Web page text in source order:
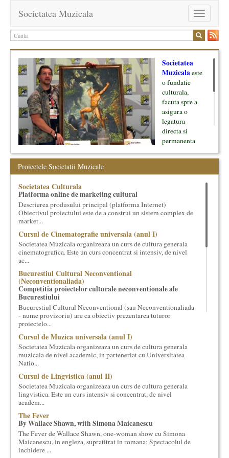
Toggle
navigation
Societatea Muzicala
Societatea
Muzicalaeste
o fundatie
culturala,
facuta spre a
asigura o
legatura
directa si
permanenta
oamenii ei, pe
inceput cu muzica clasica - si de aici numele -, insa acum
dezvoltam proiecte si in alte domenii ale culturii.
Facem management cultural, dezvoltam si administram proiecte
cultural si consultanta. Organizam concursuri, concerte si
evenimente culturale, private sau publice, tinem cursuri de
cultura generala muzicala, teatrala, filosofica si de alte feluri.
cei care il finantateaza sunt in rubricile de mai jos.
Proiectele Societatii Muzicale
Societatea Culturala
Platforma online de marketing cultural
Descrierea produsului principal (platforma Internet)
Obiectivul proiectului este de a construi un sistem complex de
market...
Cursul de Cinematografie universala (anul I)
Societatea Muzicala organizeaza un curs de cultura generala
cinematografica. Este un curs concentrat si intensiv, de nivel
ac...
Bucurestiul Cultural Neconventional
(Neconventionaliada)
Competitia proiectelor culturale neconventionale ale
Bucurestiului
Bucurestiul Cultural Neconventional (sau Neconventionaliada
- nume provizoriu) are ca obiectiv prezentarea tuturor
proiectelo...
Cursul de Muzica universala (anul I)
Societatea Muzicala organizeaza un curs de cultura generala
muzicala de nivel academic, in parteneriat cu Universitatea
Natio...
Cursul de Lingvistica (anul II)
Societatea Muzicala organizeaza un curs de cultura generala
lingvistica. Este un curs intensiv si concentrat, de nivel
academ...
The Fever
By Wallace Shawn, with Simona Maicanescu
The Fever de Wallace Shawn, one-woman show cu Simona
Maicanescu, in engleza, supratitrat in romana; Spectacolul de
inchidere ...